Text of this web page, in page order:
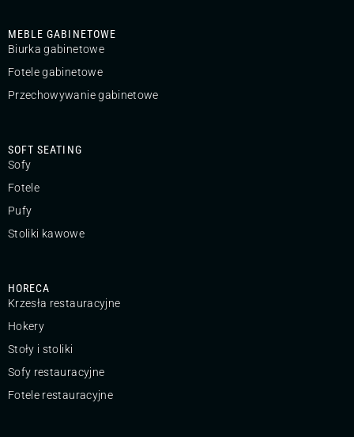
MEBLE GABINETOWE
Biurka gabinetowe
Fotele gabinetowe
Przechowywanie gabinetowe
SOFT SEATING
Sofy
Fotele
Pufy
Stoliki kawowe
HORECA
Krzesła restauracyjne
Hokery
Stoły i stoliki
Sofy restauracyjne
Fotele restauracyjne